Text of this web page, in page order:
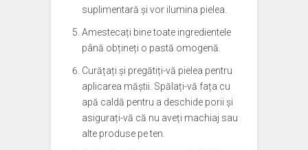
suplimentară și vor ilumina pielea.
Amestecați bine toate ingredientele
până obțineți o pastă omogenă.
Curățați și pregătiți-vă pielea pentru
aplicarea măștii. Spălați-vă fața cu
apă caldă pentru a deschide porii și
asigurați-vă că nu aveți machiaj sau
alte produse pe ten.